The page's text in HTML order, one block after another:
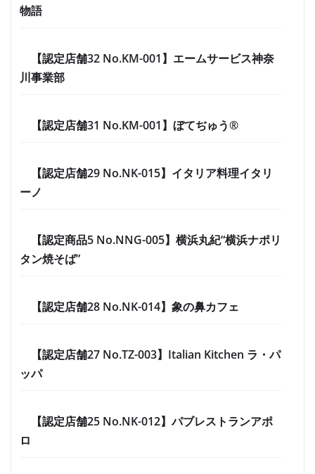
物語
【認定店舗32 No.KM-001】エームサービス神奈
川事業部
【認定店舗31 No.KM-001】ぼてぢゅう®
【認定店舗29 No.NK-015】イタリア料理イタリ
ーノ
【認定商品5 No.NNG-005】横浜丸紀“横浜ナポリ
タン焼そば”
【認定店舗28 No.NK-014】象の鼻カフェ
【認定店舗27 No.TZ-003】Italian Kitchen ラ・パ
ッパ
【認定店舗25 No.NK-012】パブレストランアポ
ロ